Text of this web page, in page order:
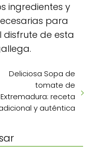
ingredientes y
para
de esta
Deliciosa Sopa de
tomate de
Extremadura: receta
y auténtica